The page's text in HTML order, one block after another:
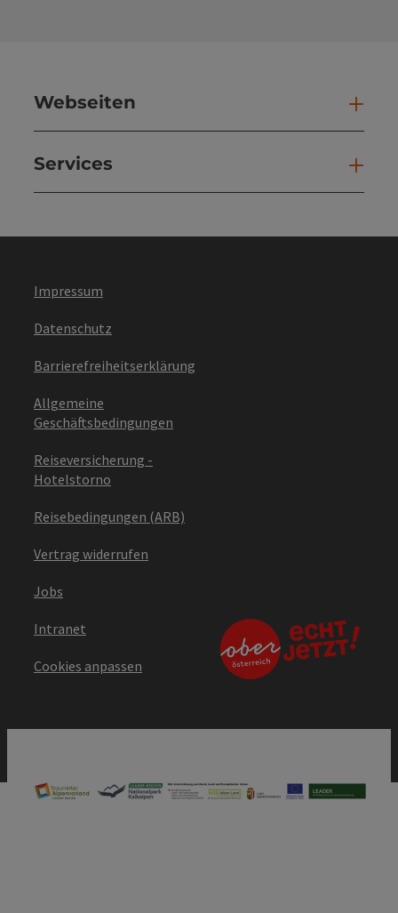
Webseiten
Services
Impressum
Datenschutz
Barrierefreiheitserklärung
Allgemeine
Geschäftsbedingungen
Reiseversicherung -
Hotelstorno
Reisebedingungen (ARB)
Vertrag widerrufen
Jobs
Intranet
Cookies anpassen